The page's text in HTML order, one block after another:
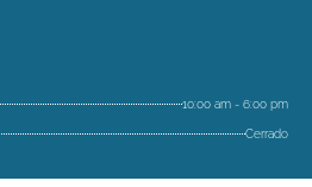
10:00 am - 6:00 pm
Cerrado